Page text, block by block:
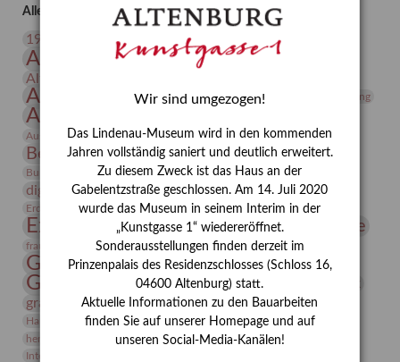
von
Vincent
Rudolf
Alle Auszeichnungen (106)
19. Jahrhundert
20. Jahrhundert
Altenburg Altenburger Museen
Altenburger Praxisjahr
Antike Architektur Archiv Archäologie Asta Gröting
Ausstellung
Ausstellung „Vier Winde“
Bauhaus Berlin in den Zwanziger Jahren
Bernhard August von Lindenau Bibliothek
Burg Posterstein Conrad Felixmüller Depot Der Blaue Reiter
digitallabor Entartete Kunst
Enteignung
Erdmann Julius Dietrich
Erlebnisportal estrusker Exlibris
Expressionismus Festrede Florenz Fotografie
frauen Frauen in der Antike und heute
Gerhard-Altenbourg-Preis
Gerhard Altenbourg
Gerhard Kurt Müller
grafische sammlung griechische Mythologie
Hanns-Conon von der Gabelentz Heinrich Kirchhoff Heldinnen
herman de vries Humboldt
Insekten
Integriertes Schädlingsmanagement
Wir sind umgezogen!
Das Lindenau-Museum wird in den kommenden
Jahren vollständig saniert und deutlich erweitert.
Zu diesem Zweck ist das Haus an der
Gabelentzstraße geschlossen. Am 14. Juli 2020
wurde das Museum in seinem Interim in der
„Kunstgasse 1“ wiedereröffnet.
Sonderausstellungen finden derzeit im
Prinzenpalais des Residenzschlosses (Schloss 16,
04600 Altenburg) statt.
Aktuelle Informationen zu den Bauarbeiten
finden Sie auf unserer Homepage und auf
unseren Social-Media-Kanälen!